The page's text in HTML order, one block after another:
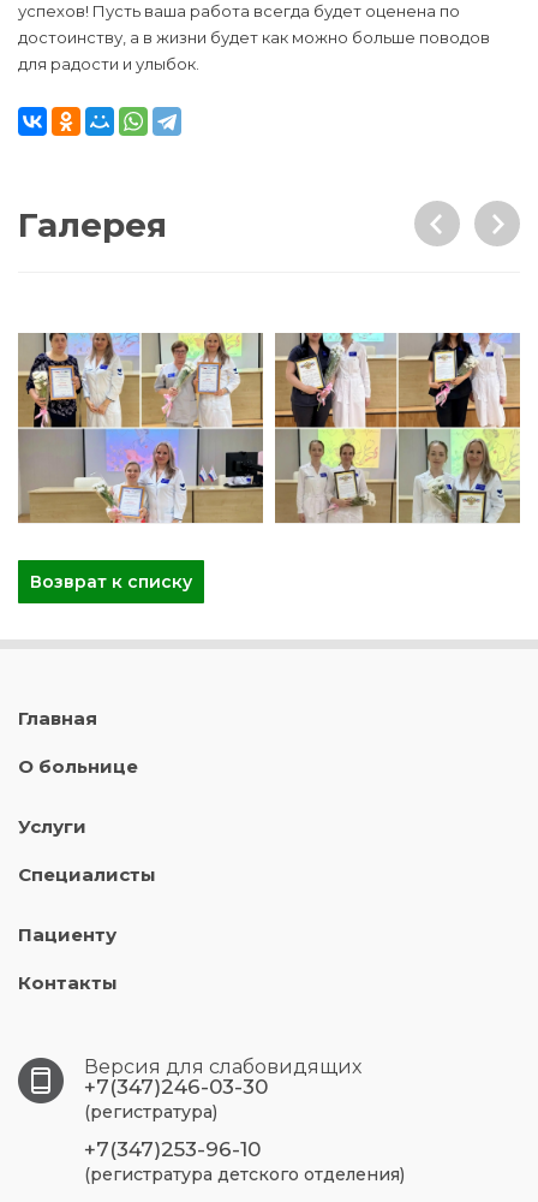
успехов! Пусть ваша работа всегда будет оценена по
достоинству, а в жизни будет как можно больше поводов
для радости и улыбок.
Галерея
Возврат к списку
Главная
О больнице
Услуги
Специалисты
Пациенту
Контакты
Версия для слабовидящих
+7(347)246-03-30
(регистратура)
+7(347)253-96-10
(регистратура детского отделения)